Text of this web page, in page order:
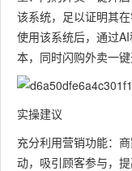
该系统，足以证明其
使用该系统后，通过
本，同时闪购外卖一
实操建议
充分利用营销功能：
动，吸引顾客参与，